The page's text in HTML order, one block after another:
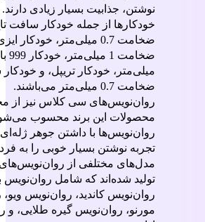
نوشتن، جذابیت بسیار زیادی دارند.
خودکارها از جمله خودکار سافت
ضخامت 0.7 میلی‌متر، خودکار
میلی‌متر، خودکار تریپل، و
ضخامت 0.7 میلی‌متر می‌باشند.
روان‌نویس‌های سی کلاس نیز از
محصولات این برند محسوب
روان‌نویس‌ها با داشتن جوهر
تجربه نوشتن بسیار خوبی را به
مدل‌های مختلفی از
تولید شده‌اند که شامل روان‌نویس
روان‌نویس کاندید، روان‌نویس
مورنو، روان‌نویس گیره طلایی، و